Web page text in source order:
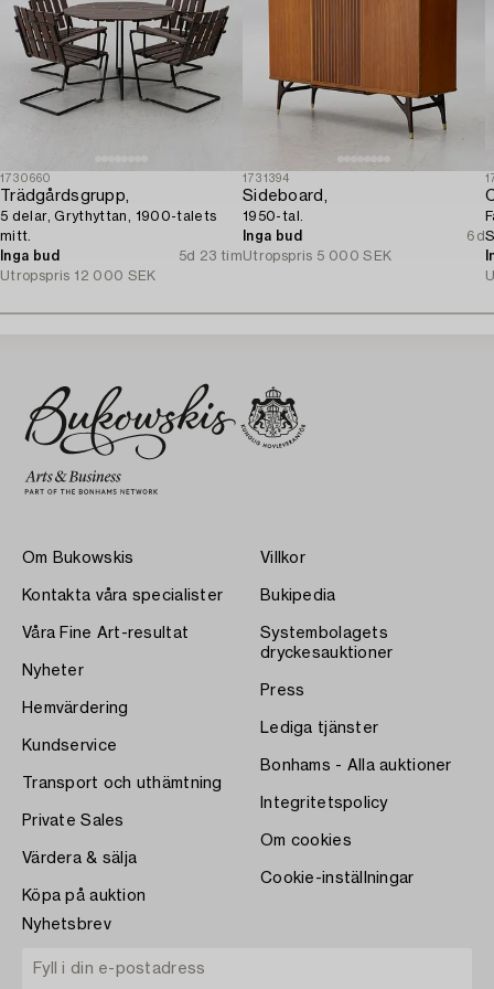
1730660
Trädgårdsgrupp,
5 delar, Grythyttan, 1900-talets
mitt.
Inga bud
5d 23 tim
Utropspris 12 000 SEK
1731394
Sideboard,
1950-tal.
Inga bud
6d
Utropspris 5 000 SEK
Om Bukowskis
Kontakta våra specialister
Våra Fine Art-resultat
Nyheter
Hemvärdering
Kundservice
Transport och uthämtning
Private Sales
Värdera & sälja
Köpa på auktion
Villkor
Bukipedia
Systembolagets
dryckesauktioner
Press
Lediga tjänster
Bonhams - Alla auktioner
Integritetspolicy
Om cookies
Cookie-inställningar
Nyhetsbrev